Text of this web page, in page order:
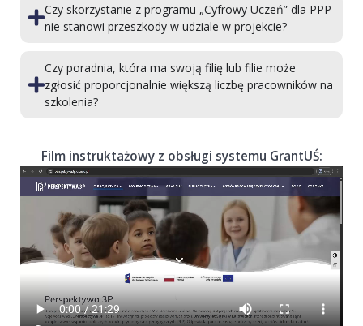
Czy skorzystanie z programu „Cyfrowy Uczeń” dla PPP
nie stanowi przeszkody w udziale w projekcie?
Czy poradnia, która ma swoją filię lub filie może
zgłosić proporcjonalnie większą liczbę pracowników na
szkolenia?
Film instruktażowy z obsługi systemu GrantUŚ: